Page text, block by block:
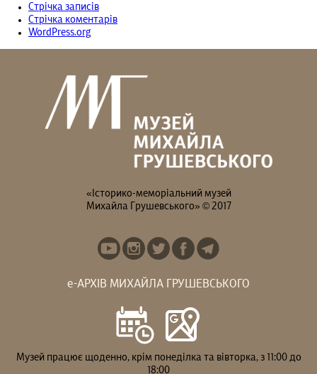
Стрічка записів
Стрічка коментарів
WordPress.org
«Історико-меморіальний музей
Михайла Грушевського» © 2017
е-АРХІВ МИХАЙЛА ГРУШЕВСЬКОГО
Музей працює щоденно, крім понеділка та вівторка, з 11:00 до
18:00